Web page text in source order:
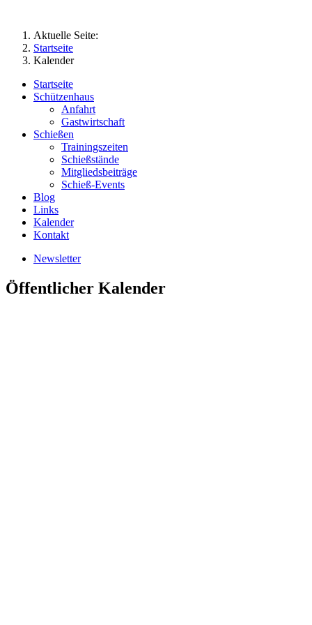
Aktuelle Seite:
Startseite
Kalender
Startseite
Schützenhaus
Anfahrt
Gastwirtschaft
Schießen
Trainingszeiten
Schießstände
Mitgliedsbeiträge
Schieß-Events
Blog
Links
Kalender
Kontakt
Newsletter
Öffentlicher Kalender